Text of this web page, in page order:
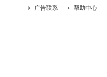
帮助中心
广告联系